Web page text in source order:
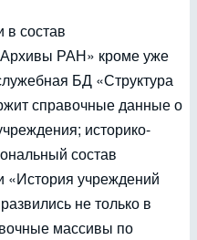
состав
РАН» кроме уже
БД «Структура
справочные данные о
историко-
состав
«История учреждений
не только в
массивы по